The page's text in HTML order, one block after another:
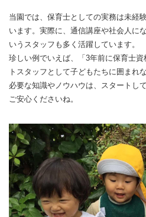
当園では、保育士としての実務は未経
います。実際に、通信講座や社会人に
いうスタッフも多く活躍しています。
珍しい例でいえば、「3年前に保育士
トスタッフとして子どもたちに囲まれ
必要な知識やノウハウは、スタートし
ご安心くださいね。